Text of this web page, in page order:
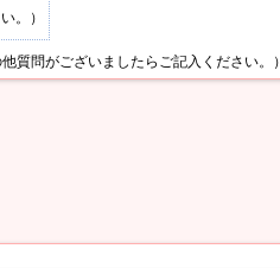
。）
質問がございましたらご記入ください。）